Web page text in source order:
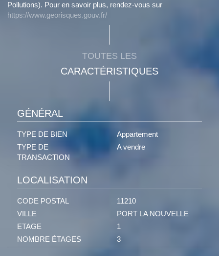
Pollutions). Pour en savoir plus, rendez-vous sur
https://www.georisques.gouv.fr/
TOUTES LES
CARACTÉRISTIQUES
GÉNÉRAL
TYPE DE BIEN
Appartement
TYPE DE
TRANSACTION
A vendre
LOCALISATION
CODE POSTAL
11210
VILLE
PORT LA NOUVELLE
ETAGE
1
NOMBRE ÉTAGES
3